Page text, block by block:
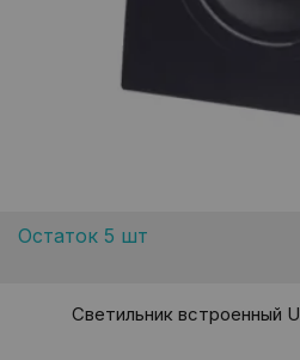
Остаток 5 шт
Светильник встроенный